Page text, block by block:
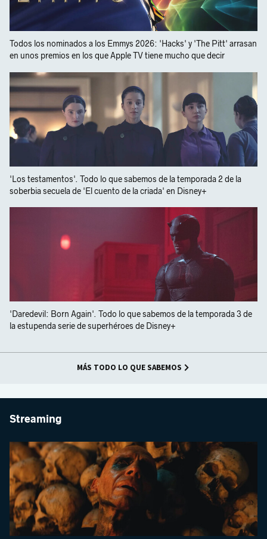
Todos los nominados a los Emmys 2026: 'Hacks' y 'The Pitt' arrasan
en unos premios en los que Apple TV tiene mucho que decir
'Los testamentos'. Todo lo que sabemos de la temporada 2 de la
soberbia secuela de 'El cuento de la criada' en Disney+
'Daredevil: Born Again'. Todo lo que sabemos de la temporada 3 de
la estupenda serie de superhéroes de Disney+
MÁS TODO LO QUE SABEMOS
Streaming